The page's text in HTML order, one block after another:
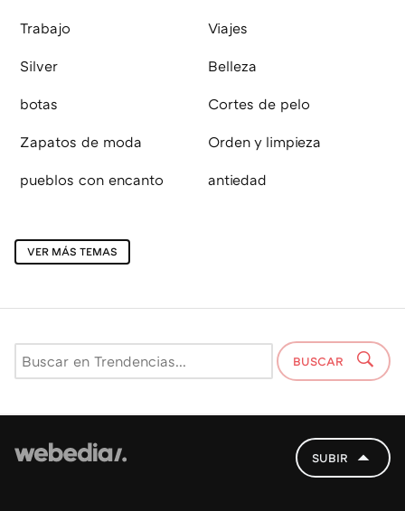
Trabajo Viajes
Silver Belleza
botas Cortes de pelo
Zapatos de moda Orden y limpieza
pueblos con encanto antiedad
VER MÁS TEMAS
BUSCAR
SUBIR